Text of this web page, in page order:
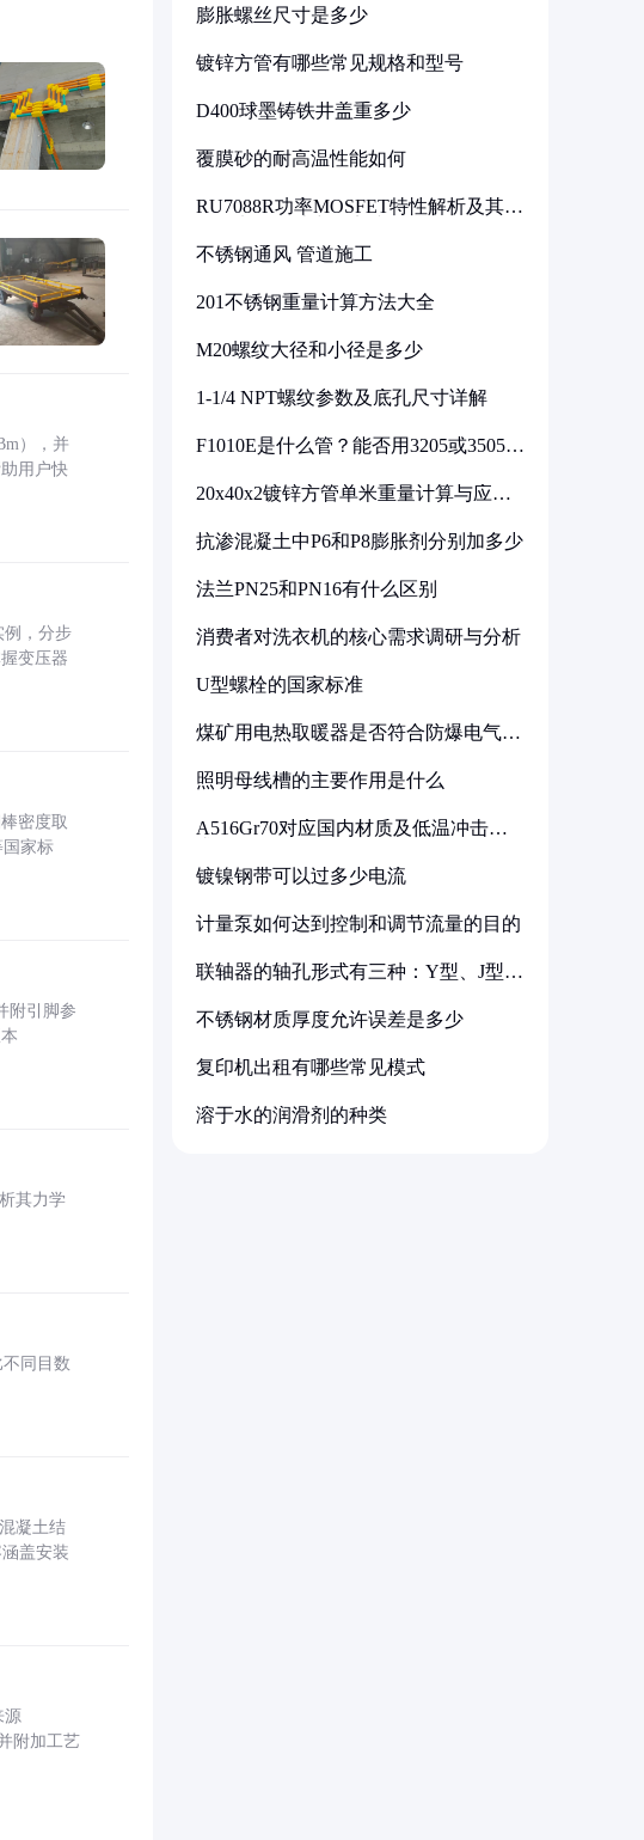
），并
用户快
例，分步
变压器
密度取
国家标
附引脚参
其力学
同目数
凝土结
盖安装
源
附加工艺
膨胀螺丝尺寸是多少
镀锌方管有哪些常见规格和型号
D400球墨铸铁井盖重多少
覆膜砂的耐高温性能如何
RU7088R功率MOSFET特性解析及其在
不锈钢通风 管道施工
201不锈钢重量计算方法大全
M20螺纹大径和小径是多少
1-1/4 NPT螺纹参数及底孔尺寸详解
F1010E是什么管？能否用3205或3505代
20x40x2镀锌方管单米重量计算与应用
抗渗混凝土中P6和P8膨胀剂分别加多少
法兰PN25和PN16有什么区别
消费者对洗衣机的核心需求调研与分析
U型螺栓的国家标准
煤矿用电热取暖器是否符合防爆电气设
照明母线槽的主要作用是什么
A516Gr70对应国内材质及低温冲击要
镀镍钢带可以过多少电流
计量泵如何达到控制和调节流量的目的
联轴器的轴孔形式有三种：Y型、J型、
不锈钢材质厚度允许误差是多少
复印机出租有哪些常见模式
溶于水的润滑剂的种类